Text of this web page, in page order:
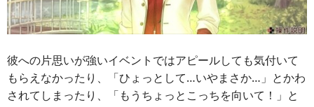
彼への片思いが強いイベントではアピールしても気付いて
もらえなかったり、「ひょっとして…いやまさか…」とかわ
されてしまったり、「もうちょっとこっちを向いて！」と